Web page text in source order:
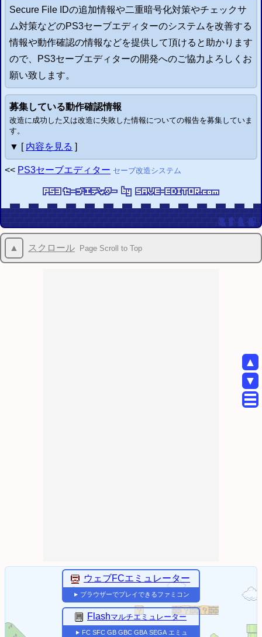
Secure File IDの追加情報や二重暗号化対策やチェックサ
ム対策などのPS3セーブエディターのシステムを改善する
情報や動作確認の情報などを提供して頂けると助かります
ので、
PS3セーブエディターの開発へのご協力よろしくお
願い致します。
募集している動作確認情報
改造に成功した又は改造に失敗した情報についての報告を募集していま
す。
▼ [ 内容を見る ]
<< PS3セーブエディター セーブ改造システム
▲ スクロール Page Scroll to Top
ウェブFCエミュレーター
▼ ブラウザーでプレイできるファミコン
Flashマルチエミュレーター
▼ FC SFC GB GBC GBA SEGA エミュ
▲
▼